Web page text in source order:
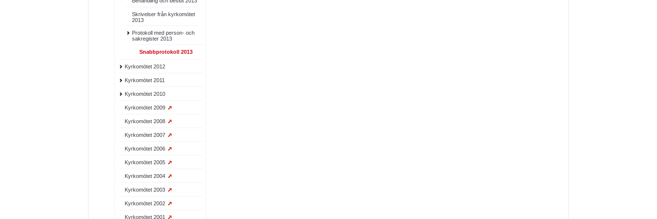
Skrivelser från kyrkomötet
2013
Protokoll med person- och
sakregister 2013
Snabbprotokoll 2013
Kyrkomötet 2012
Kyrkomötet 2011
Kyrkomötet 2010
Kyrkomötet 2009
Kyrkomötet 2008
Kyrkomötet 2007
Kyrkomötet 2006
Kyrkomötet 2005
Kyrkomötet 2004
Kyrkomötet 2003
Kyrkomötet 2002
Kyrkomötet 2001